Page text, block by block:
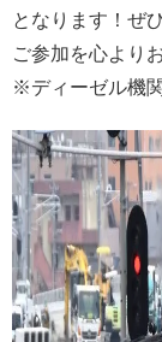
となります！ぜ
ご参加を心より
※ディーゼル機